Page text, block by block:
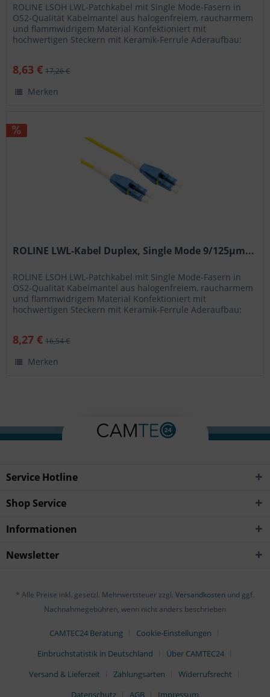
ROLINE LSOH LWL-Patchkabel mit Single Mode-Fasern in
OS2-Qualität Kabelmantel aus halogenfreiem, raucharmem
und flammwidrigem Material Konfektioniert mit
hochwertigen Steckern mit Keramik-Ferrule Aderaufbau:
8,63 € 17,26 €
Merken
ROLINE LWL-Kabel Duplex, Single Mode 9/125µm...
ROLINE LSOH LWL-Patchkabel mit Single Mode-Fasern in
OS2-Qualität Kabelmantel aus halogenfreiem, raucharmem
und flammwidrigem Material Konfektioniert mit
hochwertigen Steckern mit Keramik-Ferrule Aderaufbau:
8,27 € 16,54 €
Merken
Service Hotline
Shop Service
Informationen
Newsletter
* Alle Preise inkl. gesetzl. Mehrwertsteuer zzgl. Versandkosten und ggf.
Nachnahmegebühren, wenn nicht anders beschrieben
CAMTEC24 Beratung
Cookie-Einstellungen
Einbruchstatistik in Deutschland
Über CAMTEC24
Versand & Lieferzeit
Zahlungsarten
Widerrufsrecht
Datenschutz
AGB Impressum